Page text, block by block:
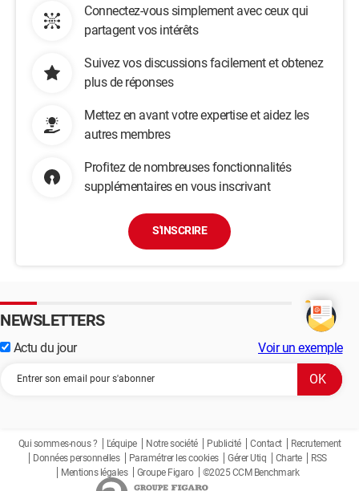
Connectez-vous simplement avec ceux qui
partagent vos intérêts
Suivez vos discussions facilement et obtenez
plus de réponses
Mettez en avant votre expertise et aidez les
autres membres
Profitez de nombreuses fonctionnalités
supplémentaires en vous inscrivant
S'INSCRIRE
NEWSLETTERS
Actu du jour Voir un exemple
Qui sommes-nous ? L'équipe Notre société Publicité Contact
Recrutement
Données personnelles
Paramétrer les cookies Gérer Utiq Charte
RSS
Mentions légales
Groupe Figaro ©2025 CCM Benchmark